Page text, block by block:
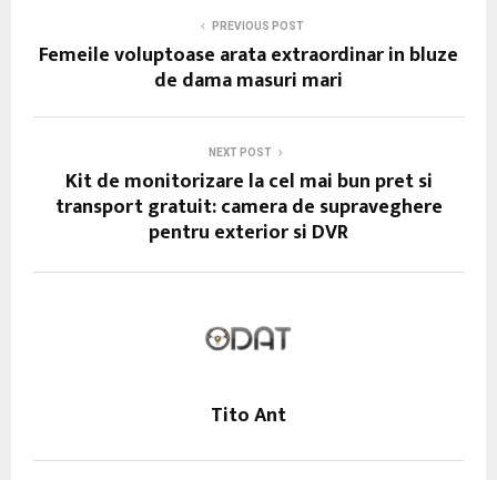
PREVIOUS POST
Femeile voluptoase arata extraordinar in bluze
de dama masuri mari
NEXT POST
Kit de monitorizare la cel mai bun pret si
transport gratuit: camera de supraveghere
pentru exterior si DVR
Tito Ant